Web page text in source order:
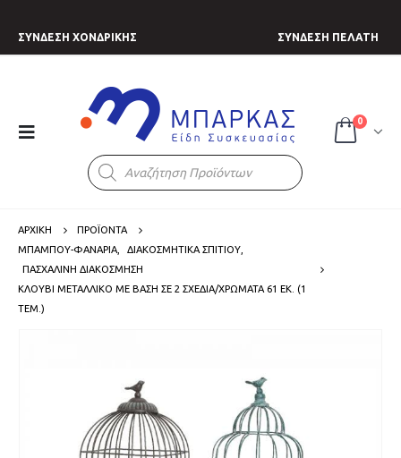
ΣΥΝΔΕΣΗ ΧΟΝΔΡΙΚΗΣ ΣΥΝΔΕΣΗ ΠΕΛΑΤΗ
Products
search
0
ΑΡΧΙΚΗ
ΠΡΟΪΟΝΤΑ
ΜΠΑΜΠΟΥ-ΦΑΝΑΡΙΑ
ΔΙΑΚΟΣΜΗΤΙΚΑ ΣΠΙΤΙΟΥ
ΠΑΣΧΑΛΙΝΗ ΔΙΑΚΟΣΜΗΣΗ
ΚΛΟΥΒΊ ΜΕΤΑΛΛΙΚΌ ΜΕ ΒΆΣΗ ΣΕ 2 ΣΧΈΔΙΑ/ΧΡΏΜΑΤΑ 61 ΕΚ. (1
ΤΕΜ.)